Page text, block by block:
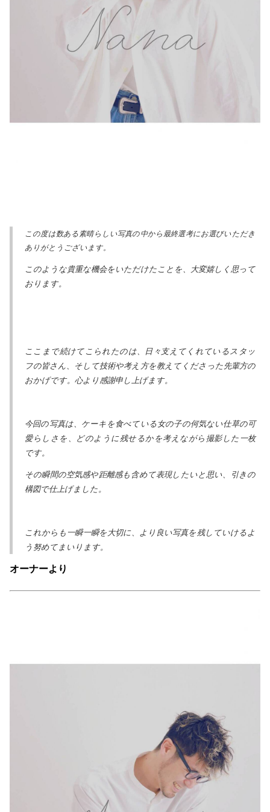
この度は数ある素晴らしい写真の中から最終選考にお選びいただき
ありがとうございます。
このような貴重な機会をいただけたことを、大変嬉しく思って
おります。
ここまで続けてこられたのは、日々支えてくれているスタッ
フの皆さん、そして技術や考え方を教えてくださった先輩方の
おかげです。心より感謝申し上げます。
今回の写真は、ケーキを食べている女の子の何気ない仕草の可
愛らしさを、どのように残せるかを考えながら撮影した一枚
です。
その瞬間の空気感や距離感も含めて表現したいと思い、引きの
構図で仕上げました。
これからも一瞬一瞬を大切に、より良い写真を残していけるよ
う努めてまいります。
オーナーより